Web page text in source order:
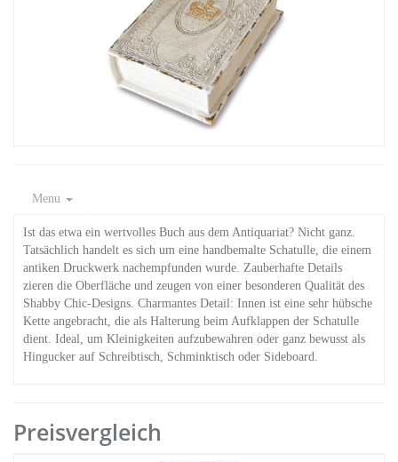
Menu
Ist das etwa ein wertvolles Buch aus dem Antiquariat? Nicht ganz.
Tatsächlich handelt es sich um eine handbemalte Schatulle, die einem
antiken Druckwerk nachempfunden wurde. Zauberhafte Details
zieren die Oberfläche und zeugen von einer besonderen Qualität des
Shabby Chic-Designs. Charmantes Detail: Innen ist eine sehr hübsche
Kette angebracht, die als Halterung beim Aufklappen der Schatulle
dient. Ideal, um Kleinigkeiten aufzubewahren oder ganz bewusst als
Hingucker auf Schreibtisch, Schminktisch oder Sideboard.
Preisvergleich